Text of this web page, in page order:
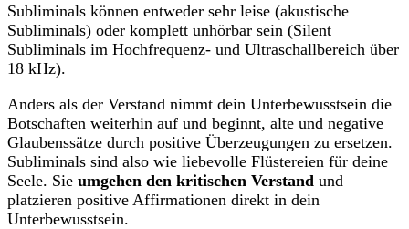
Subliminals können entweder sehr leise (akustische
Subliminals) oder komplett unhörbar sein (Silent
Subliminals im Hochfrequenz- und Ultraschallbereich über
18 kHz).
Anders als der Verstand nimmt dein Unterbewusstsein die
Botschaften weiterhin auf und beginnt, alte und negative
Glaubenssätze durch positive Überzeugungen zu ersetzen.
Subliminals sind also wie liebevolle Flüstereien für deine
Seele. Sie umgehen den kritischen Verstand und
platzieren positive Affirmationen direkt in dein
Unterbewusstsein.